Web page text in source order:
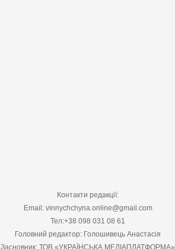
Контакти редакції:
Email: vinnychchyna.online@gmail.com
Тел:+38 098 031 08 61
Головний редактор: Голошивець Анастасія
Засновник: ТОВ «УКРАЇНСЬКА МЕДІАПЛАТФОРМА»